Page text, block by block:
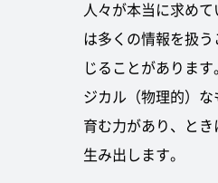
人々が本当に求め
は多くの情報を扱
じることがありま
ジカル（物理的）
育む力があり、と
生み出します。